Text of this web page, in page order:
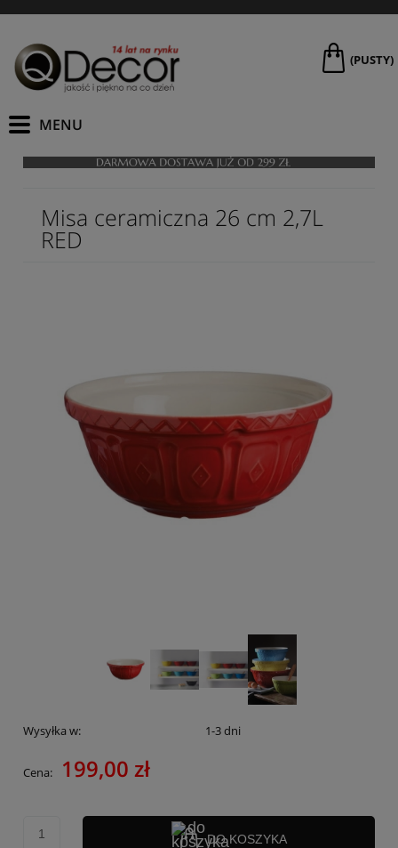
(PUSTY)
Misa ceramiczna 26 cm 2,7L
RED
Wysyłka w: 1-3 dni
Cena: 199,00 zł
DO KOSZYKA